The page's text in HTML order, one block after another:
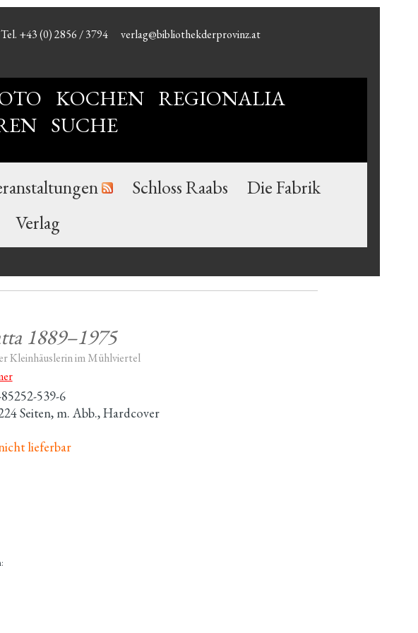
Tel. +43 (0) 2856 / 3794 verlag@bibliothekderprovinz.at
KOCHEN REGIONALIA
SUCHE
Schloss Raabs
Die Fabrik
Verlag
1889–1975
Kleinhäuslerin im Mühlviertel
539-6
Seiten, m. Abb., Hardcover
lieferbar